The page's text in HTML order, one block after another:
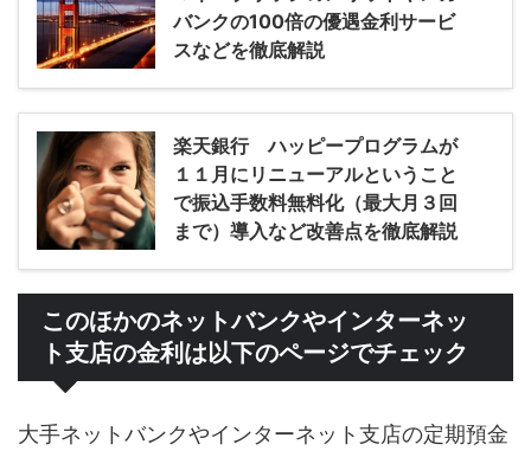
バンクの100倍の優遇金利サービ
スなどを徹底解説
楽天銀行 ハッピープログラムが
１１月にリニューアルということ
で振込手数料無料化（最大月３回
まで）導入など改善点を徹底解説
このほかのネットバンクやインターネッ
ト支店の金利は以下のページでチェック
大手ネットバンクやインターネット支店の定期預金